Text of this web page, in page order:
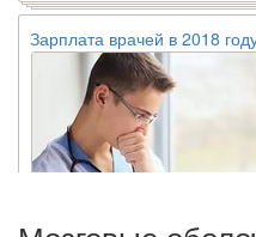
Зарплата врачей в 2018